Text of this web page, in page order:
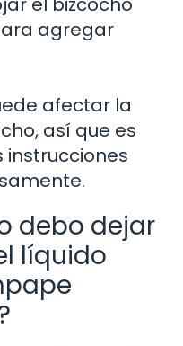
agregar
afectar la
así que es
debo dejar
líquido